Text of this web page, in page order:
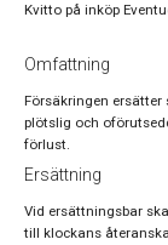
Kvitto på inköp
Omfattning
Försäkringen
plötslig och
förlust.
Ersättning
Vid ersättningsbar
till klockans